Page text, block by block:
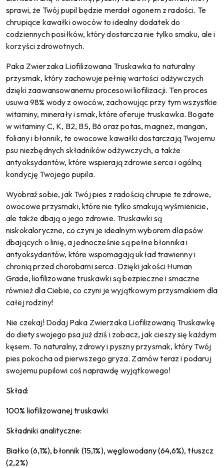
sprawi, że Twój pupil będzie merdał ogonem z radości. Te
chrupiące kawałki owoców to idealny dodatek do
codziennych posiłków, który dostarcza nie tylko smaku, ale i
korzyści zdrowotnych.
Paka Zwierzaka Liofilizowana Truskawka to naturalny
przysmak, który zachowuje pełnię wartości odżywczych
dzięki zaawansowanemu procesowi liofilizacji. Ten proces
usuwa 98% wody z owoców, zachowując przy tym wszystkie
witaminy, minerały i smak, które oferuje truskawka. Bogate
w witaminy C, K, B2, B5, B6 oraz potas, magnez, mangan,
foliany i błonnik, te owocowe kawałki dostarczają Twojemu
psu niezbędnych składników odżywczych, a także
antyoksydantów, które wspierają zdrowie serca i ogólną
kondycję Twojego pupila.
Wyobraź sobie, jak Twój pies z radością chrupie te zdrowe,
owocowe przysmaki, które nie tylko smakują wyśmienicie,
ale także dbają o jego zdrowie. Truskawki są
niskokaloryczne, co czyni je idealnym wyborem dla psów
dbających o linię, a jednocześnie są pełne błonnika i
antyoksydantów, które wspomagają układ trawienny i
chronią przed chorobami serca. Dzięki jakości Human
Grade, liofilizowane truskawki są bezpieczne i smaczne
również dla Ciebie, co czyni je wyjątkowym przysmakiem dla
całej rodziny!
Nie czekaj! Dodaj Paka Zwierzaka Liofilizowaną Truskawkę
do diety swojego psa już dziś i zobacz, jak cieszy się każdym
kęsem. To naturalny, zdrowy i pyszny przysmak, który Twój
pies pokocha od pierwszego gryza. Zamów teraz i podaruj
swojemu pupilowi coś naprawdę wyjątkowego!
Skład:
100% liofilizowanej truskawki
Składniki analityczne:
Białko (6,1%), błonnik (15,1%), węglowodany (64,6%), tłuszcz
(2,2%)